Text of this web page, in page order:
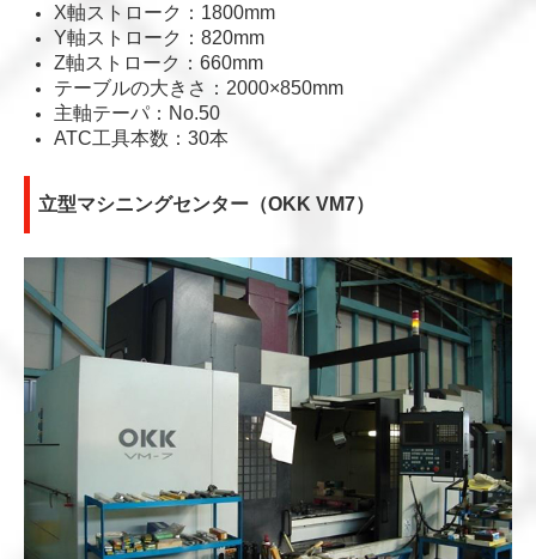
X軸ストローク： 1800mm
Y軸ストローク： 820mm
Z軸ストローク： 660mm
テーブルの大きさ： 2000×850mm
主軸テーパ：No.50
ATC工具本数： 30本
立型マシニングセンター（OKK VM7）